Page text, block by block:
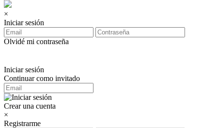
×
Iniciar sesión
Olvidé mi contraseña
Iniciar sesión
Continuar como invitado
Crear una cuenta
×
Registrarme